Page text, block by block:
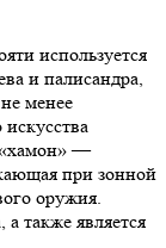
используется
и палисандра,
менее
«хамон» —
при зонной
оружия.
также является